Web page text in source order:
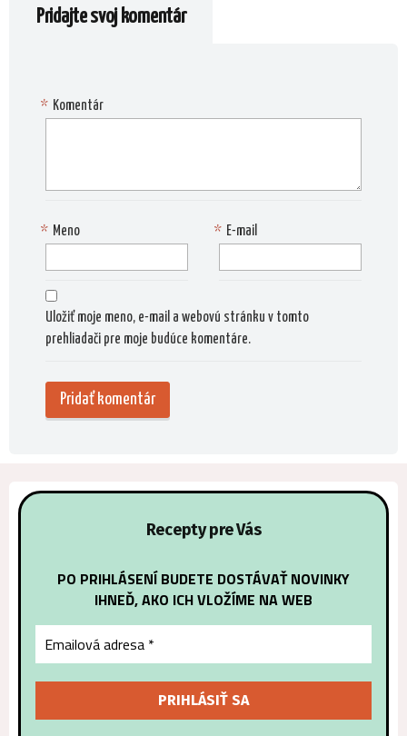
Pridajte svoj komentár
Komentár
*
Meno
* E-mail
*
Uložiť moje meno, e-mail a webovú stránku v tomto
prehliadači pre moje budúce komentáre.
Recepty pre Vás
PO PRIHLÁSENÍ BUDETE DOSTÁVAŤ NOVINKY
IHNEĎ, AKO ICH VLOŽÍME NA WEB